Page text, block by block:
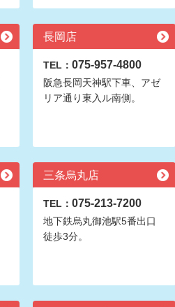
長岡店
TEL： 075-957-4800
阪急長岡天神駅下車、アゼ
リア通り東入ル南側。
三条烏丸店
TEL： 075-213-7200
地下鉄烏丸御池駅5番出口
徒歩3分。